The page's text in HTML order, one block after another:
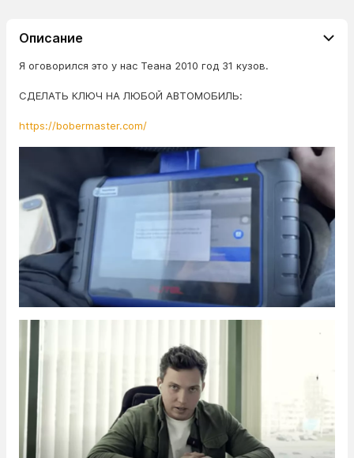
Описание
Я оговорился это у нас Теана 2010 год 31 кузов.
СДЕЛАТЬ КЛЮЧ НА ЛЮБОЙ АВТОМОБИЛЬ:
https://bobermaster.com/